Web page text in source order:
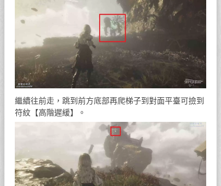
繼續往前走，跳到前方底部再爬梯子到對面平臺可撿到
符紋【高階遲緩】。